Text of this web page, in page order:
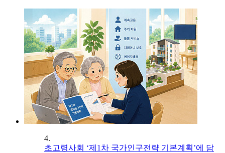
4.
초고령사회 ‘제1차 국가인구전략 기본계획’에 담